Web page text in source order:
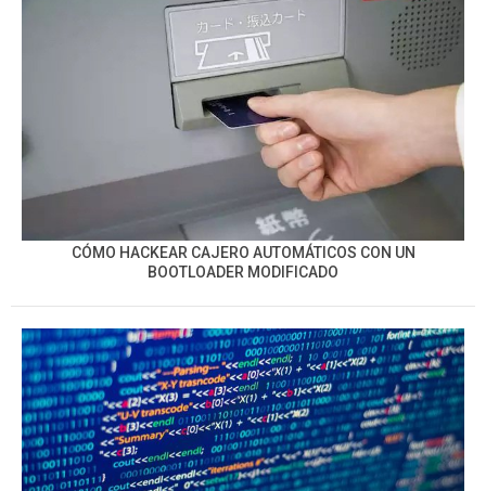
CÓMO HACKEAR CAJERO AUTOMÁTICOS CON UN
BOOTLOADER MODIFICADO